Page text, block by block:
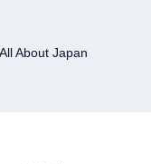
All About Japan